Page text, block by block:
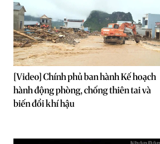
[Video] Chính phủ ban hành Kế hoạch
hành động phòng, chống thiên tai và
biến đổi khí hậu